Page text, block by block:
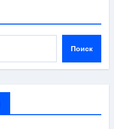
Поиск